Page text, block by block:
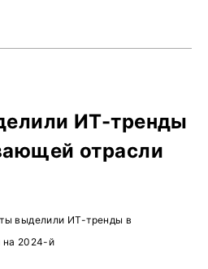
ИТ-тренды
отрасли
выделили ИТ-тренды в
на 2024-й